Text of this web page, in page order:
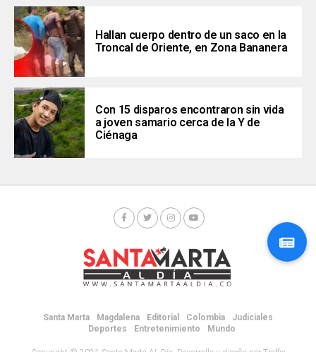
Hallan cuerpo dentro de un saco en la
Troncal de Oriente, en Zona Bananera
Con 15 disparos encontraron sin vida
a joven samario cerca de la Y de
Ciénaga
Santa Marta Magdalena Editorial Colombia
Judiciales
Deportes
Entretenimiento Mundo